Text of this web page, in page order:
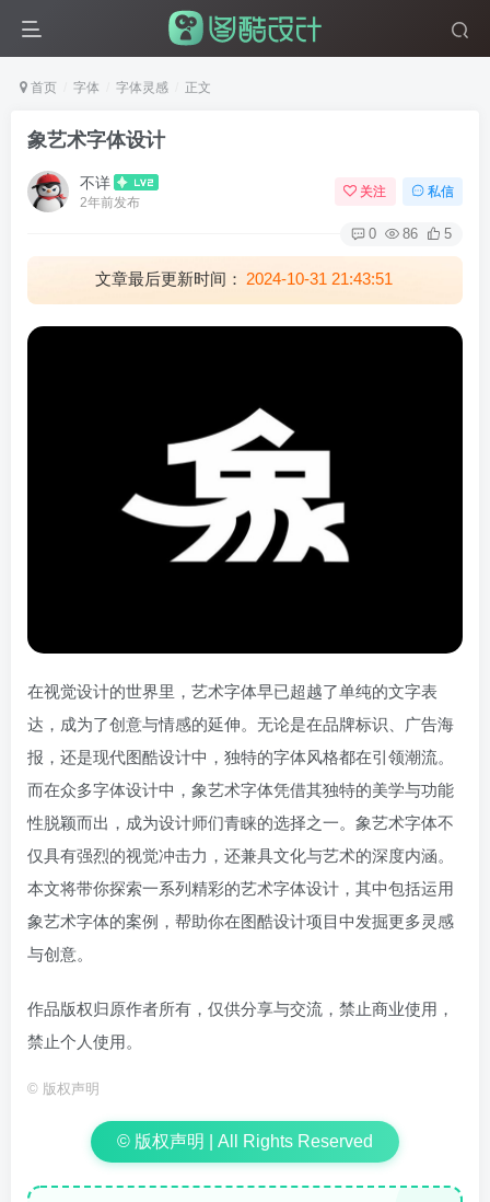
首页 字体 字体灵感 正文
象艺术字体设计
不详
2年前发布
关注 私信
0 86 5
文章最后更新时间： 2024-10-31 21:43:51
在视觉设计的世界里，艺术字体早已超越了单纯的文字表
达，成为了创意与情感的延伸。无论是在品牌标识、广告海
报，还是现代图酷设计中，独特的字体风格都在引领潮流。
而在众多字体设计中，象艺术字体凭借其独特的美学与功能
性脱颖而出，成为设计师们青睐的选择之一。象艺术字体不
仅具有强烈的视觉冲击力，还兼具文化与艺术的深度内涵。
本文将带你探索一系列精彩的艺术字体设计，其中包括运用
象艺术字体的案例，帮助你在图酷设计项目中发掘更多灵感
与创意。
作品版权归原作者所有，仅供分享与交流，禁止商业使用，
禁止个人使用。
© 版权声明
© 版权声明 | All Rights Reserved